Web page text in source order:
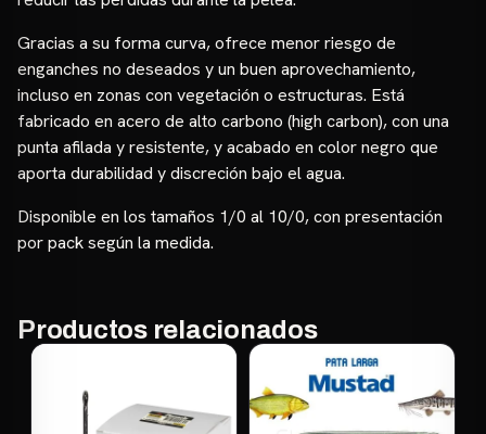
Gracias a su forma curva, ofrece menor riesgo de
enganches no deseados y un buen aprovechamiento,
incluso en zonas con vegetación o estructuras. Está
fabricado en acero de alto carbono (high carbon), con una
punta afilada y resistente, y acabado en color negro que
aporta durabilidad y discreción bajo el agua.
Disponible en los tamaños 1/0 al 10/0, con presentación
por pack según la medida.
Productos relacionados